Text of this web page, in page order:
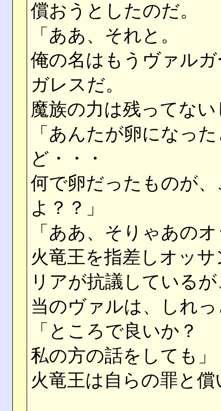
償おうとしたのだ。
「ああ、それと。
俺の名はもうヴァル
ガレスだ。
魔族の力は残ってな
「あんたが卵になっ
ど・・・
何で卵だったものが
よ？？」
「ああ、そりゃあの
火竜王を指差しオッ
リアが抗議しているが
当のヴァルは、しれ
「ところで良いか？
私の方の話をしても」
火竜王は自らの罪と